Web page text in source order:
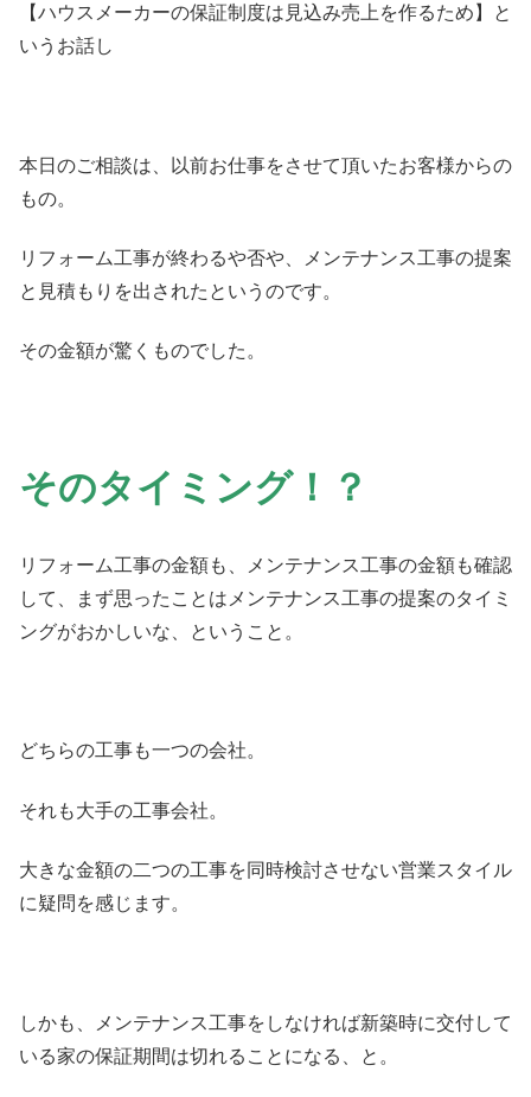
【ハウスメーカーの保証制度は見込み売上を作るため】と
いうお話し
本日のご相談は、以前お仕事をさせて頂いたお客様からの
もの。
リフォーム工事が終わるや否や、メンテナンス工事の提案
と見積もりを出されたというのです。
その金額が驚くものでした。
そのタイミング！？
リフォーム工事の金額も、メンテナンス工事の金額も確認
して、まず思ったことはメンテナンス工事の提案のタイミ
ングがおかしいな、ということ。
どちらの工事も一つの会社。
それも大手の工事会社。
大きな金額の二つの工事を同時検討させない営業スタイル
に疑問を感じます。
しかも、メンテナンス工事をしなければ新築時に交付して
いる家の保証期間は切れることになる、と。